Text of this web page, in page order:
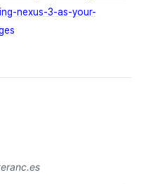
nexus-3-as-your-